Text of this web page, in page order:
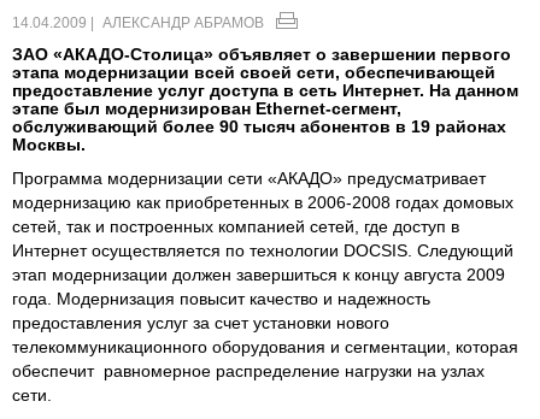
14.04.2009 | АЛЕКСАНДР АБРАМОВ
ЗАО «АКАДО-Столица» объявляет о завершении первого
этапа модернизации всей своей сети, обеспечивающей
предоставление услуг доступа в сеть Интернет. На данном
этапе был модернизирован Ethernet-сегмент,
обслуживающий более 90 тысяч абонентов в 19 районах
Москвы.
Программа модернизации сети «АКАДО» предусматривает
модернизацию как приобретенных в 2006-2008 годах домовых
сетей, так и построенных компанией сетей, где доступ в
Интернет осуществляется по технологии DOCSIS. Следующий
этап модернизации должен завершиться к концу августа 2009
года. Модернизация повысит качество и надежность
предоставления услуг за счет установки нового
телекоммуникационного оборудования и сегментации, которая
обеспечит равномерное распределение нагрузки на узлах
сети.